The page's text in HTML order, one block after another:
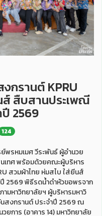
กรานต์ KPRU
ส์ สืบสานประเพณี
2569
124
พรหมเมศ วีระพันธ์ ผู้อำนวย
เทศ พร้อมด้วยคณะผู้บริหาร
สวมผ้าไทย ห่มสไบ ใส่ยีนส์
2569 พิธีรดน้ำดำหัวขอพรจาก
มหาวิทยาลัยฯ ผู้บริหารมหาวิ
สงกรานต์ ประจำปี 2569 ณ
ยการ (อาคาร 14) มหาวิทยาลัย